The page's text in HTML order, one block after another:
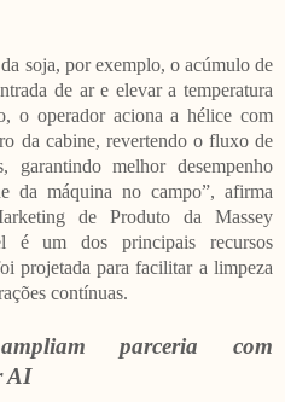
soja, por exemplo, o acúmulo de
de ar e elevar a temperatura
o operador aciona a hélice com
da cabine, revertendo o fluxo de
garantindo melhor desempenho
da máquina no campo”, afirma
de Produto da Massey
é um dos principais recursos
projetada para facilitar a limpeza
contínuas.
parceria com
AI